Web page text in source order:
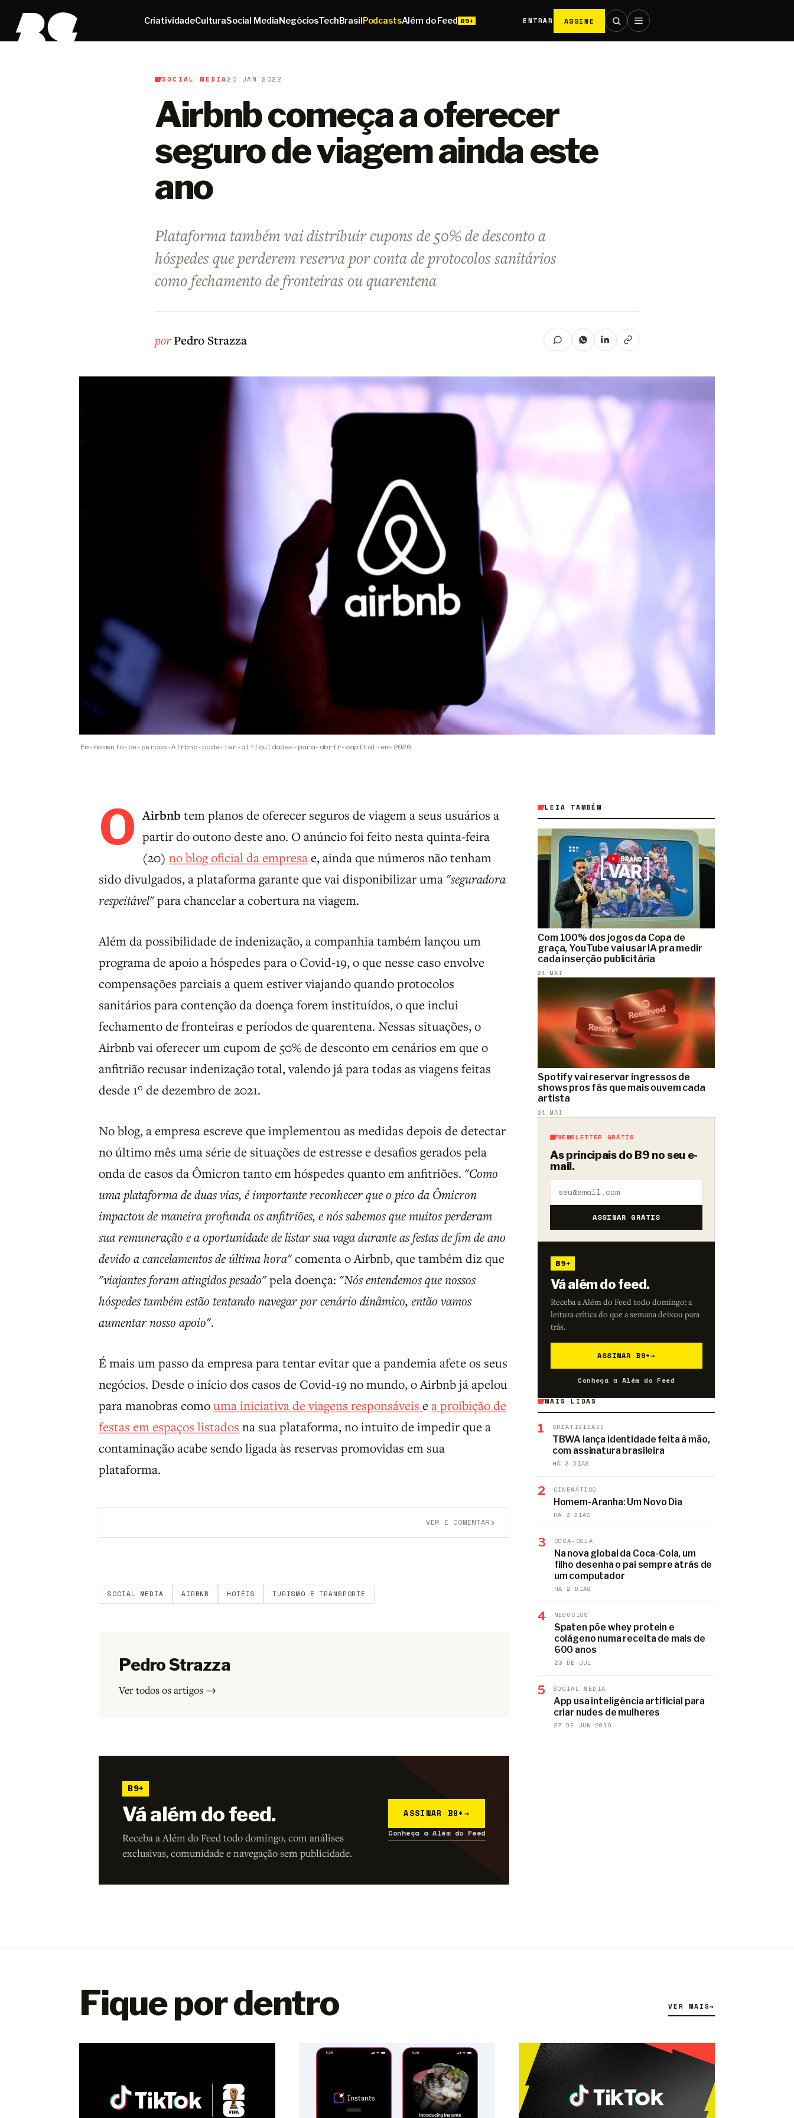
CriatividadeCulturaSocial MediaNegóciosTechBrasilPodcastsAlém do Feed ENTRAR ASSINE
B9/Social Media
SOCIAL MEDIA20 JAN 2022
Airbnb começa a oferecer
seguro de viagem ainda este
ano
Plataforma também vai distribuir cupons de 50% de desconto a
hóspedes que perderem reserva por conta de protocolos sanitários
como fechamento de fronteiras ou quarentena
porPedro Strazza
Em-momento-de-perdas-Airbnb-pode-ter-dificuldades-para-abrir-capital-em-2020
O Airbnbtem planos de oferecer seguros de viagem a seus usuários a
partir do outono deste ano. O anúncio foi feito nesta quinta-feira
(20)no blog oficial da empresae, ainda que números não tenham
sido divulgados, a plataforma garante que vai disponibilizar uma "seguradora
respeitável"para chancelar a cobertura na viagem.
Além da possibilidade de indenização, a companhia também lançou um
programa de apoio a hóspedes para o Covid-19, o que nesse caso envolve
compensações parciais a quem estiver viajando quando protocolos
sanitários para contenção da doença forem instituídos, o que inclui
fechamento de fronteiras e períodos de quarentena. Nessas situações, o
Airbnb vai oferecer um cupom de 50% de desconto em cenários em que o
anfitrião recusar indenização total, valendo já para todas as viagens feitas
desde 1° de dezembro de 2021.
No blog, a empresa escreve que implementou as medidas depois de detectar
no último mês uma série de situações de estresse e desafios gerados pela
onda de casos da Ômicron tanto em hóspedes quanto em anfitriões. "Como
uma plataforma de duas vias, é importante reconhecer que o pico da Ômicron
impactou de maneira profunda os anfitriões, e nós sabemos que muitos perderam
sua remuneração e a oportunidade de listar sua vaga durante as festas de fim de ano
devido a cancelamentos de última hora"comenta o Airbnb, que também diz que
"viajantes foram atingidos pesado"pela doença: "Nós entendemos que nossos
hóspedes também estão tentando navegar por cenário dinâmico, então vamos
aumentar nosso apoio".
É mais um passo da empresa para tentar evitar que a pandemia afete os seus
negócios. Desde o início dos casos de Covid-19 no mundo, o Airbnb já apelou
para manobras comouma iniciativa de viagens responsáveisea proibição de
festas em espaços listados na sua plataforma, no intuito de impedir que a
contaminação acabe sendo ligada às reservas promovidas em sua
plataforma.
VER E COMENTAR›
SOCIAL MEDIA AIRBNB HOTÉIS TURISMO E TRANSPORTE
Pedro Strazza
Ver todos os artigos →
B9+
Vá além do feed.
Receba a Além do Feed todo domingo, com análises
exclusivas, comunidade e navegação sem publicidade.
ASSINAR B9+ →
Conheça a Além do Feed
LEIA TAMBÉM
Com 100% dos jogos da Copa de
graça, YouTube vai usar IA pra medir
cada inserção publicitária
21 MAI
Spotify vai reservar ingressos de
shows pros fãs que mais ouvem cada
artista
21 MAI
NEWSLETTER GRÁTIS
As principais do B9 no seu e-
mail.
ASSINAR GRÁTIS
B9+
Vá além do feed.
Receba a Além do Feed todo domingo: a
leitura crítica do que a semana deixou para
trás.
ASSINAR B9+→
Conheça a Além do Feed
MAIS LIDAS
1 CRIATIVIDADE
TBWA lança identidade feita à mão,
com assinatura brasileira
HÁ 3 DIAS
2 CINEMÁTICO
Homem-Aranha: Um Novo Dia
HÁ 3 DIAS
3 COCA-COLA
Na nova global da Coca-Cola, um
filho desenha o pai sempre atrás de
um computador
HÁ 2 DIAS
4 NEGÓCIOS
Spaten põe whey protein e
colágeno numa receita de mais de
600 anos
23 DE JUL
5 SOCIAL MEDIA
App usa inteligência artificial para
criar nudes de mulheres
27 DE JUN 2019
Fique por dentro VER MAIS→